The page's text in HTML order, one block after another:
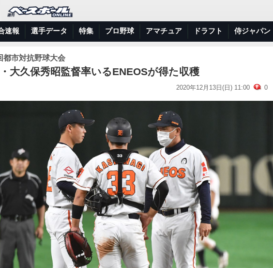
速報 選手データ 特集 プロ野球 アマチュア ドラフト 侍ジャパン
都市対抗野球大会
大久保秀昭監督率いるENEOSが得た収穫
2020年12月13日(日) 11:00 0